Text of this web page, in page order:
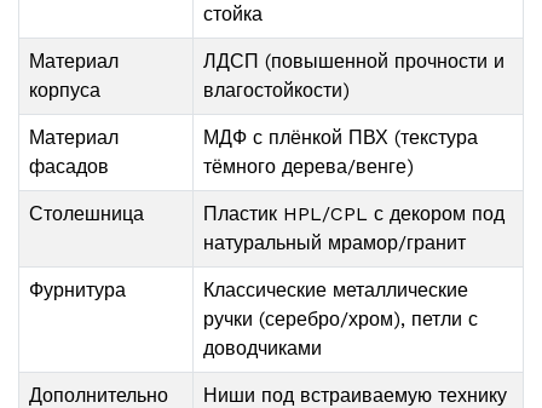
стойка
Материал
корпуса
ЛДСП (повышенной прочности и
влагостойкости)
Материал
фасадов
МДФ с плёнкой ПВХ (текстура
тёмного дерева/венге)
Столешница
Пластик HPL/CPL с декором под
натуральный мрамор/гранит
Фурнитура
Классические металлические
ручки (серебро/хром), петли с
доводчиками
Дополнительно
Ниши под встраиваемую технику